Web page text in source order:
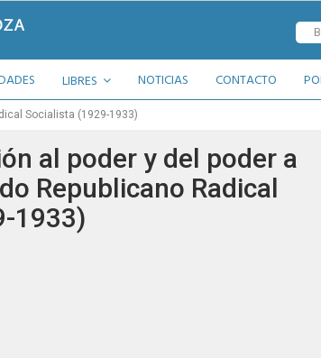
LIBRES NOTICIAS CONTACTO
Socialista (1929-1933)
al poder y del poder a
Republicano Radical
1933)